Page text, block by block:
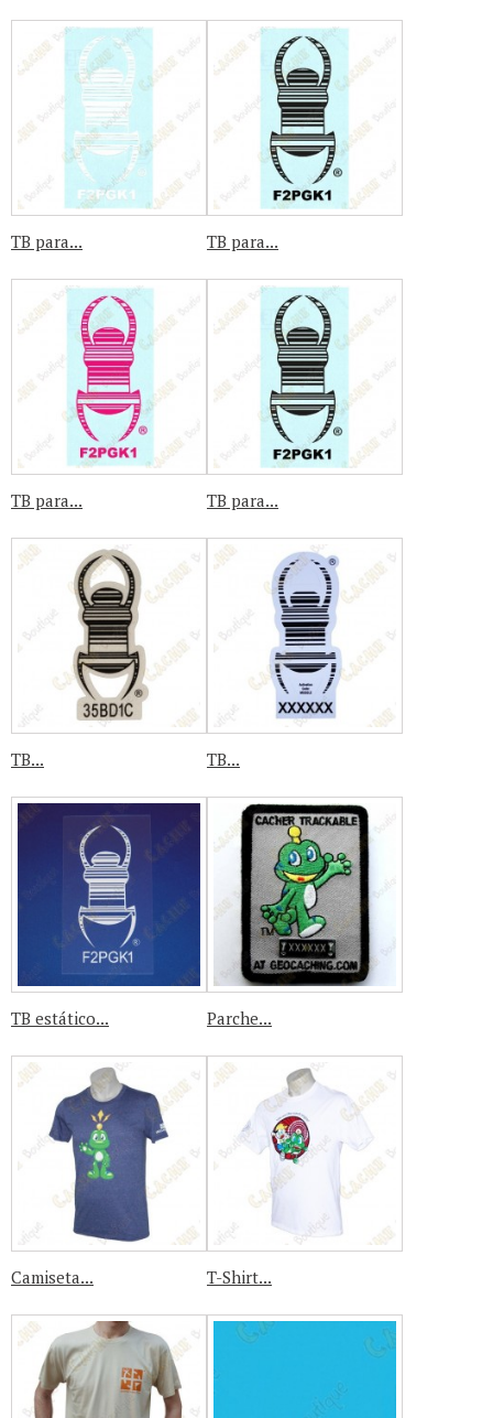
TB para... TB para...
TB para... TB para...
TB... TB...
TB estático... Parche...
Camiseta... T-Shirt...